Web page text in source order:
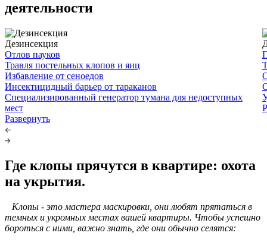
деятельности
Дезинсекция
Отлов пауков
Травля постельных клопов и яиц
Избавление от сеноедов
Инсектицидный барьер от тараканов
Специализированный генератор тумана для недоступных
мест
Развернуть
Где клопы прячутся в квартире: охота
на укрытия.
Клопы - это мастера маскировки, они любят прятаться в
темных и укромных местах вашей квартиры. Чтобы успешно
бороться с ними, важно знать, где они обычно селятся: